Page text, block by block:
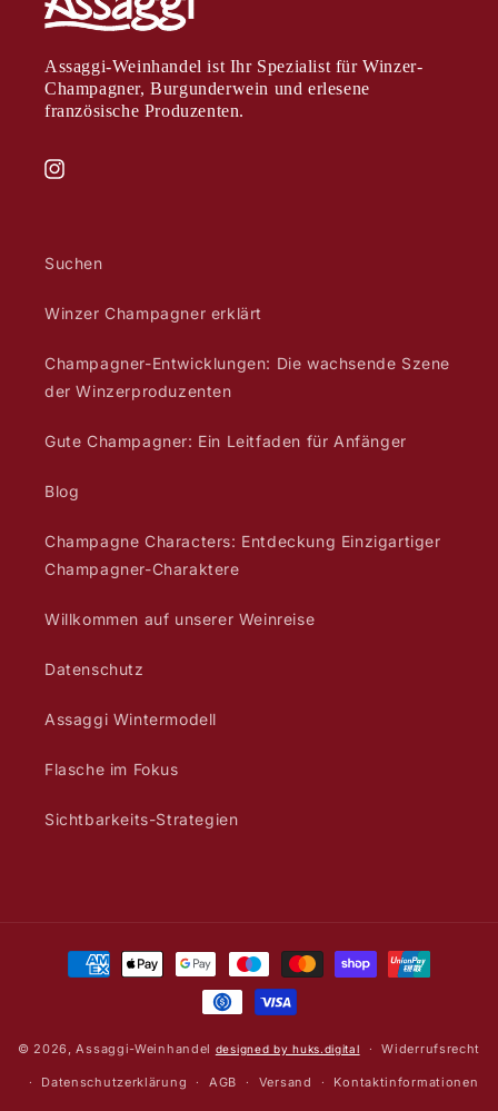
Assaggi-Weinhandel ist Ihr Spezialist für Winzer-
Champagner, Burgunderwein und erlesene
französische Produzenten.
Instagram
Suchen
Winzer Champagner erklärt
Champagner-Entwicklungen: Die wachsende Szene
der Winzerproduzenten
Gute Champagner: Ein Leitfaden für Anfänger
Blog
Champagne Characters: Entdeckung Einzigartiger
Champagner-Charaktere
Willkommen auf unserer Weinreise
Datenschutz
Assaggi Wintermodell
Flasche im Fokus
Sichtbarkeits-Strategien
Zahlungsmethoden
© 2026,Assaggi-Weinhandel designed by huks.digital Widerrufsrecht
Datenschutzerklärung AGB Versand Kontaktinformationen